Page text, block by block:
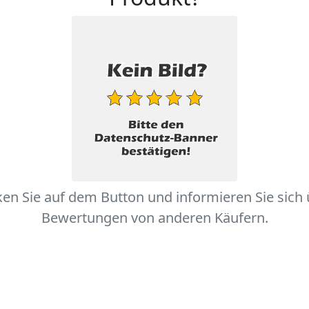
Sie auf dem Button und informieren Sie sich
Bewertungen von anderen Käufern.